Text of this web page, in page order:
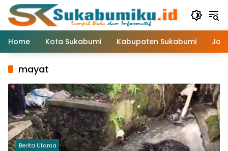
Langsung
konten
Home
Kota Sukabumi Kabupaten Sukabumi
mayat
Berita Utama